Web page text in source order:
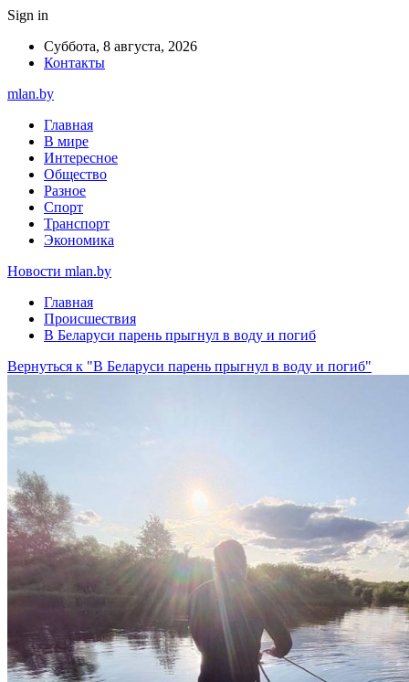
Sign in
Суббота, 8 августа, 2026
Контакты
mlan.by
Главная
В мире
Интересное
Общество
Разное
Спорт
Транспорт
Экономика
Новости mlan.by
Главная
Происшествия
В Беларуси парень прыгнул в воду и погиб
Вернуться к "В Беларуси парень прыгнул в воду и погиб"